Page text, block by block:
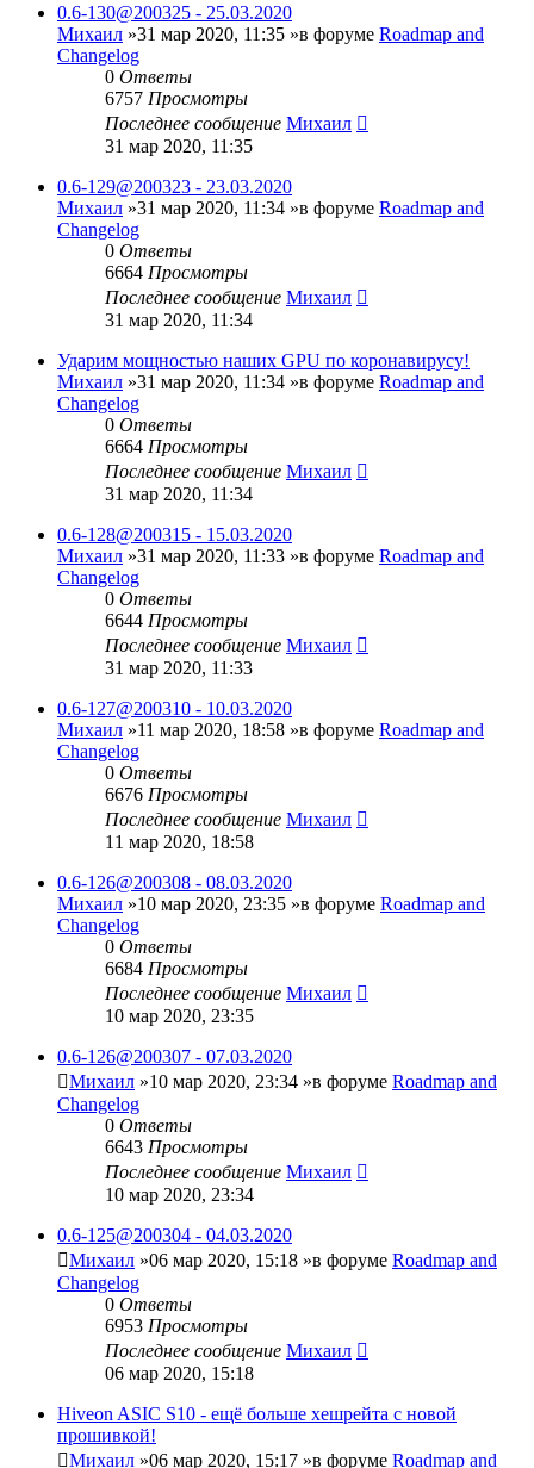
0.6-130@200325 - 25.03.2020
Михаил »31 мар 2020, 11:35 »в форуме Roadmap and
Changelog
0 Ответы
6757 Просмотры
Последнее сообщение Михаил
31 мар 2020, 11:35
0.6-129@200323 - 23.03.2020
Михаил »31 мар 2020, 11:34 »в форуме Roadmap and
Changelog
0 Ответы
6664 Просмотры
Последнее сообщение Михаил
31 мар 2020, 11:34
Ударим мощностью наших GPU по коронавирусу!
Михаил »31 мар 2020, 11:34 »в форуме Roadmap and
Changelog
0 Ответы
6664 Просмотры
Последнее сообщение Михаил
31 мар 2020, 11:34
0.6-128@200315 - 15.03.2020
Михаил »31 мар 2020, 11:33 »в форуме Roadmap and
Changelog
0 Ответы
6644 Просмотры
Последнее сообщение Михаил
31 мар 2020, 11:33
0.6-127@200310 - 10.03.2020
Михаил »11 мар 2020, 18:58 »в форуме Roadmap and
Changelog
0 Ответы
6676 Просмотры
Последнее сообщение Михаил
11 мар 2020, 18:58
0.6-126@200308 - 08.03.2020
Михаил »10 мар 2020, 23:35 »в форуме Roadmap and
Changelog
0 Ответы
6684 Просмотры
Последнее сообщение Михаил
10 мар 2020, 23:35
0.6-126@200307 - 07.03.2020
Михаил »10 мар 2020, 23:34 »в форуме Roadmap and
Changelog
0 Ответы
6643 Просмотры
Последнее сообщение Михаил
10 мар 2020, 23:34
0.6-125@200304 - 04.03.2020
Михаил »06 мар 2020, 15:18 »в форуме Roadmap and
Changelog
0 Ответы
6953 Просмотры
Последнее сообщение Михаил
06 мар 2020, 15:18
Hiveon ASIC S10 - ещё больше хешрейта с новой
прошивкой!
Михаил »06 мар 2020, 15:17 »в форуме Roadmap and